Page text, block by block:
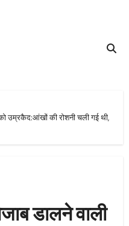
उम्रकैद:आंखों की रोशनी चली गई थी,
डालने वाली